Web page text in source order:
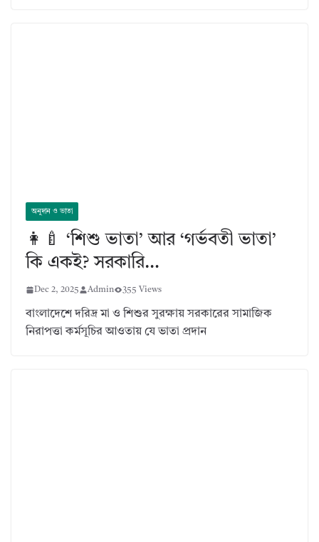
অনুদান ও ভাতা
👩‍🍼 ‘শিশু ভাতা’ আর ‘গর্ভবতী ভাতা’
কি একই? সরকারি…
Dec 2, 2025 Admin 355 Views
বাংলাদেশে দরিদ্র মা ও শিশুর সুরক্ষায় সরকারের সামাজিক
নিরাপত্তা কর্মসূচির আওতায় যে ভাতা প্রদান